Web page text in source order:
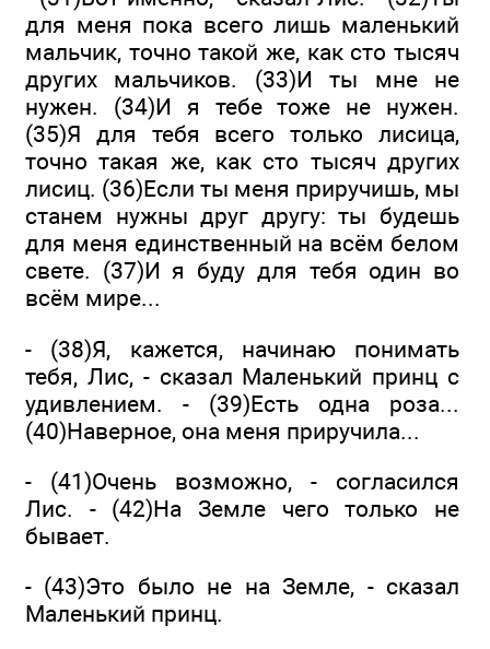
для меня пока всего лишь маленький
мальчик, точно такой же, как сто тысяч
других мальчиков. (33)И ты мне не
нужен. (34)И я тебе тоже не нужен.
(35)Я для тебя всего только лисица,
точно такая же, как сто тысяч других
лисиц. (36)Если ты меня приручишь, мы
станем нужны друг другу: ты будешь
для меня единственный на всём белом
свете. (37)И я буду для тебя один во
всём мире...
- (38)Я, кажется, начинаю понимать
тебя, Лис, - сказал Маленький принц с
удивлением. - (39)Есть одна роза...
(40)Наверное, она меня приручила...
- (41)Очень возможно, - согласился
Лис. - (42)На Земле чего только не
бывает.
- (43)Это было не на Земле, - сказал
Маленький принц.